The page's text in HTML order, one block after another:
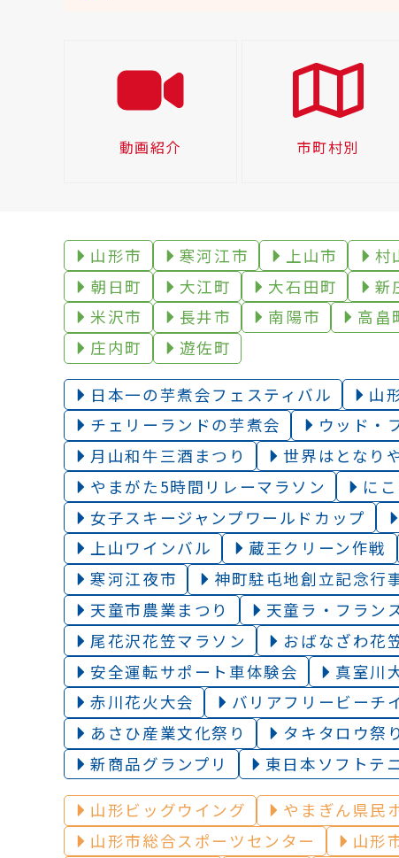
動画紹介 市町村別
山形市 寒河江市 上山市 村
朝日町
大江町 大石田町 新
米沢市
長井市 南陽市 高畠
庄内町
遊佐町
日本一の芋煮会フェスティバル 山
チェリーランドの芋煮会
ウッド・
月山和牛三酒まつり
世界はとなり
やまがた5時間リレーマラソン
に
女子スキージャンプワールドカップ
上山ワインバル
蔵王クリーン作戦
寒河江夜市
神町駐屯地創立記念行
天童市農業まつり
天童ラ・フラン
尾花沢花笠マラソン
おばなざわ花
安全運転サポート車体験会
真室川
赤川花火大会
バリアフリービーチ
あさひ産業文化祭り
タキタロウ祭り
新商品グランプリ
東日本ソフトテ
山形ビッグウイング やまぎん県民
山形市総合スポーツセンター
山形